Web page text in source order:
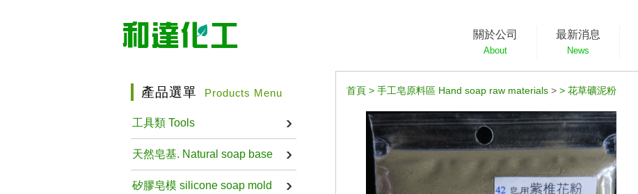
關於公司
About
最新消息
News
產品選單 Products Menu
工具類 Tools
天然皂基. Natural soap base
矽膠皂模 silicone soap mold
首頁 > 手工皂原料區 Hand soap raw materials > > 花草礦泥粉